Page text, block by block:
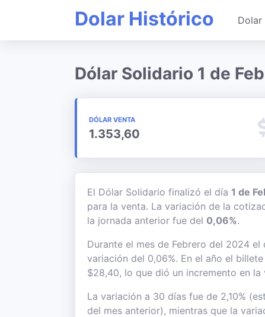
Dolar Histórico Dolar
Dólar Solidario 1 de
DÓLAR VENTA
1.353,60
El Dólar Solidario finalizó el día 1 de
para la venta. La variación de la
la jornada anterior fue del 0,06%.
Durante el mes de Febrero del 2024
variación del 0,06%. En el año el
$28,40, lo que dió un incremento en la
La variación a 30 días fue de 2,10%
del mes anterior), mientras que la